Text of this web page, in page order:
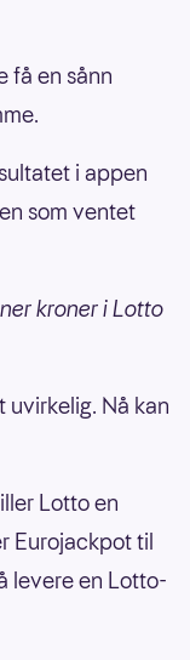
få en sånn
i appen
som ventet
kroner i Lotto
uvirkelig. Nå kan
Lotto en
Eurojackpot til
levere en Lotto-